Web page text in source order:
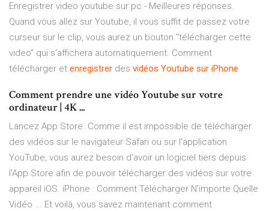
Enregistrer video youtube sur pc - Meilleures réponses.
Quand vous allez sur Youtube, il vous suffit de passez votre
curseur sur le clip, vous aurez un bouton "télécharger cette
video" qui s'affichera automatiquement. Comment
télécharger et enregistrer des vidéos Youtube sur iPhone
Comment prendre une vidéo Youtube sur votre
ordinateur | 4K ...
Lancez App Store. Comme il est impossible de télécharger
des vidéos sur le navigateur Safari ou sur l'application
YouTube, vous aurez besoin d'avoir un logiciel tiers depuis
l'App Store afin de pouvoir télécharger des vidéos sur votre
appareil iOS. iPhone : Comment Télécharger N'importe Quelle
Vidéo ... Et voilà, vous savez maintenant comment